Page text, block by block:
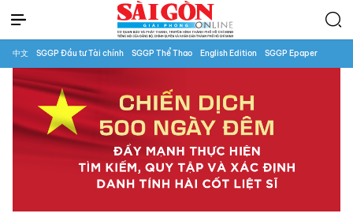
中文 SGGP Đầu tư Tài chính SGGP Thể Thao English Edition SGGP Epaper